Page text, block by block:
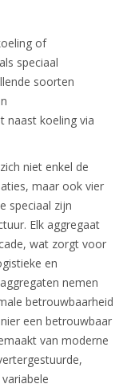
of
speciaal
soorten
naast koeling via
niet enkel de
maar ook vier
speciaal zijn
Elk aggregaat
wat zorgt voor
en
nemen
betrouwbaarheid
een betrouwbaar
van moderne